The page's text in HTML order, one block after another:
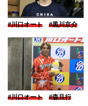
#川口オート #黒川京介
#川口オート #森且行